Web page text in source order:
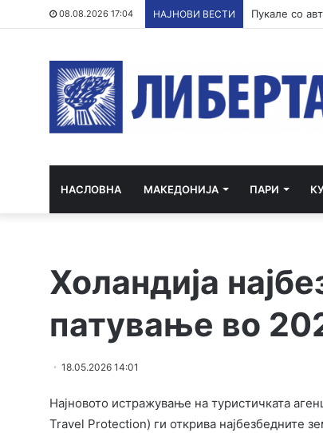
08.08.2026 17:04 НАЈНОВИ ВЕСТИ Филипче:
НАСЛОВНА МАКЕДОНИЈА ПАРИ
Холандија
патување во
18.05.2026 14:01
Најновото истражување на туристичката
Travel Protection) ги открива најбезбедните